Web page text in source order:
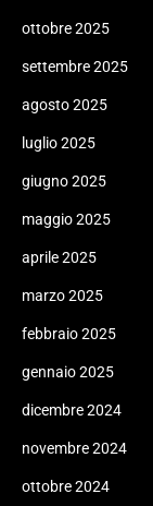
ottobre 2025
settembre 2025
agosto 2025
luglio 2025
giugno 2025
maggio 2025
aprile 2025
marzo 2025
febbraio 2025
gennaio 2025
dicembre 2024
novembre 2024
ottobre 2024